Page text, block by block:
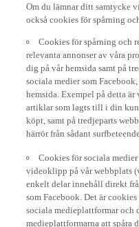
också cookies för spårning
relevanta annonser av våra
dig på vår hemsida samt på
sociala medier som
hemsida. Exempel på detta
artiklar som lagts till i din
köpt, samt på tredjeparts
härrör från sådant
videoklipp på vår webbplats
enkelt delar innehåll direkt
som Facebook. Det är
sociala medieplattformar och
medieplattformarna att spåra